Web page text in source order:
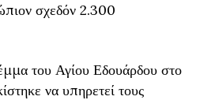
σχεδόν 2.300
του Αγίου Εδουάρδου στο
να υπηρετεί τους